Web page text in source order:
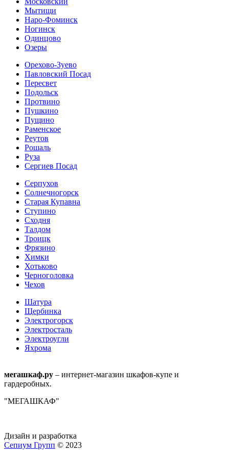
Мытищи
Наро-Фоминск
Ногинск
Одинцово
Озеры
Орехово-Зуево
Павловский Посад
Пересвет
Подольск
Протвино
Пушкино
Пущино
Раменское
Реутов
Рошаль
Руза
Сергиев Посад
Серпухов
Солнечногорск
Старая Купавна
Ступино
Сходня
Талдом
Троицк
Фрязино
Химки
Хотьково
Черноголовка
Чехов
Шатура
Щербинка
Электрогорск
Электросталь
Электроугли
Яхрома
мегашкаф.ру – интернет-магазин шкафов-купе и
гардеробных.
"МЕГАШКАФ"
Дизайн и разработка
Сепиум Групп © 2023